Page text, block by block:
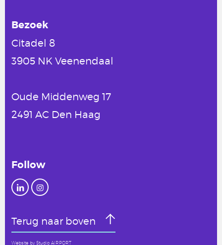
Bezoek
Citadel 8
3905 NK Veenendaal
Oude Middenweg 17
2491 AC Den Haag
Follow
Terug naar boven
Website byStudio AIRPORT